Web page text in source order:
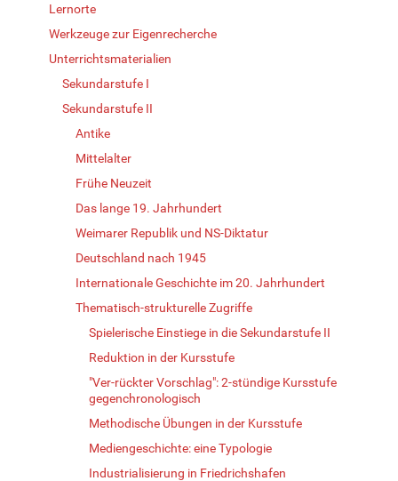
Lernorte
Werkzeuge zur Eigenrecherche
Unterrichtsmaterialien
Sekundarstufe I
Sekundarstufe II
Antike
Mittelalter
Frühe Neuzeit
Das lange 19. Jahrhundert
Weimarer Republik und NS-Diktatur
Deutschland nach 1945
Internationale Geschichte im 20. Jahrhundert
Thematisch-strukturelle Zugriffe
Spielerische Einstiege in die Sekundarstufe II
Reduktion in der Kursstufe
"Ver-rückter Vorschlag": 2-stündige Kursstufe
gegenchronologisch
Methodische Übungen in der Kursstufe
Mediengeschichte: eine Typologie
Industrialisierung in Friedrichshafen